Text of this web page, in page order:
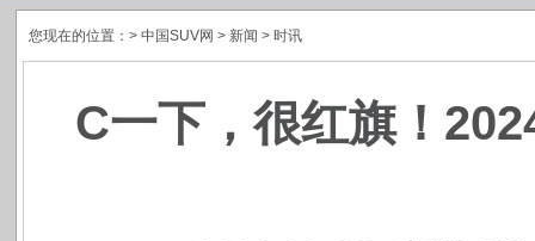
您现在的位置：> 中国SUV网 > 新闻 > 时讯
C一下，很红旗！